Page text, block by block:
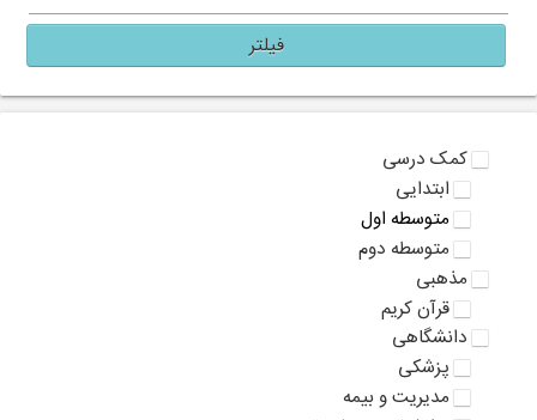
فیلتر
کمک درسی
ابتدایی
متوسطه اول
متوسطه دوم
مذهبی
قرآن کریم
دانشگاهی
پزشکی
مدیریت و بیمه